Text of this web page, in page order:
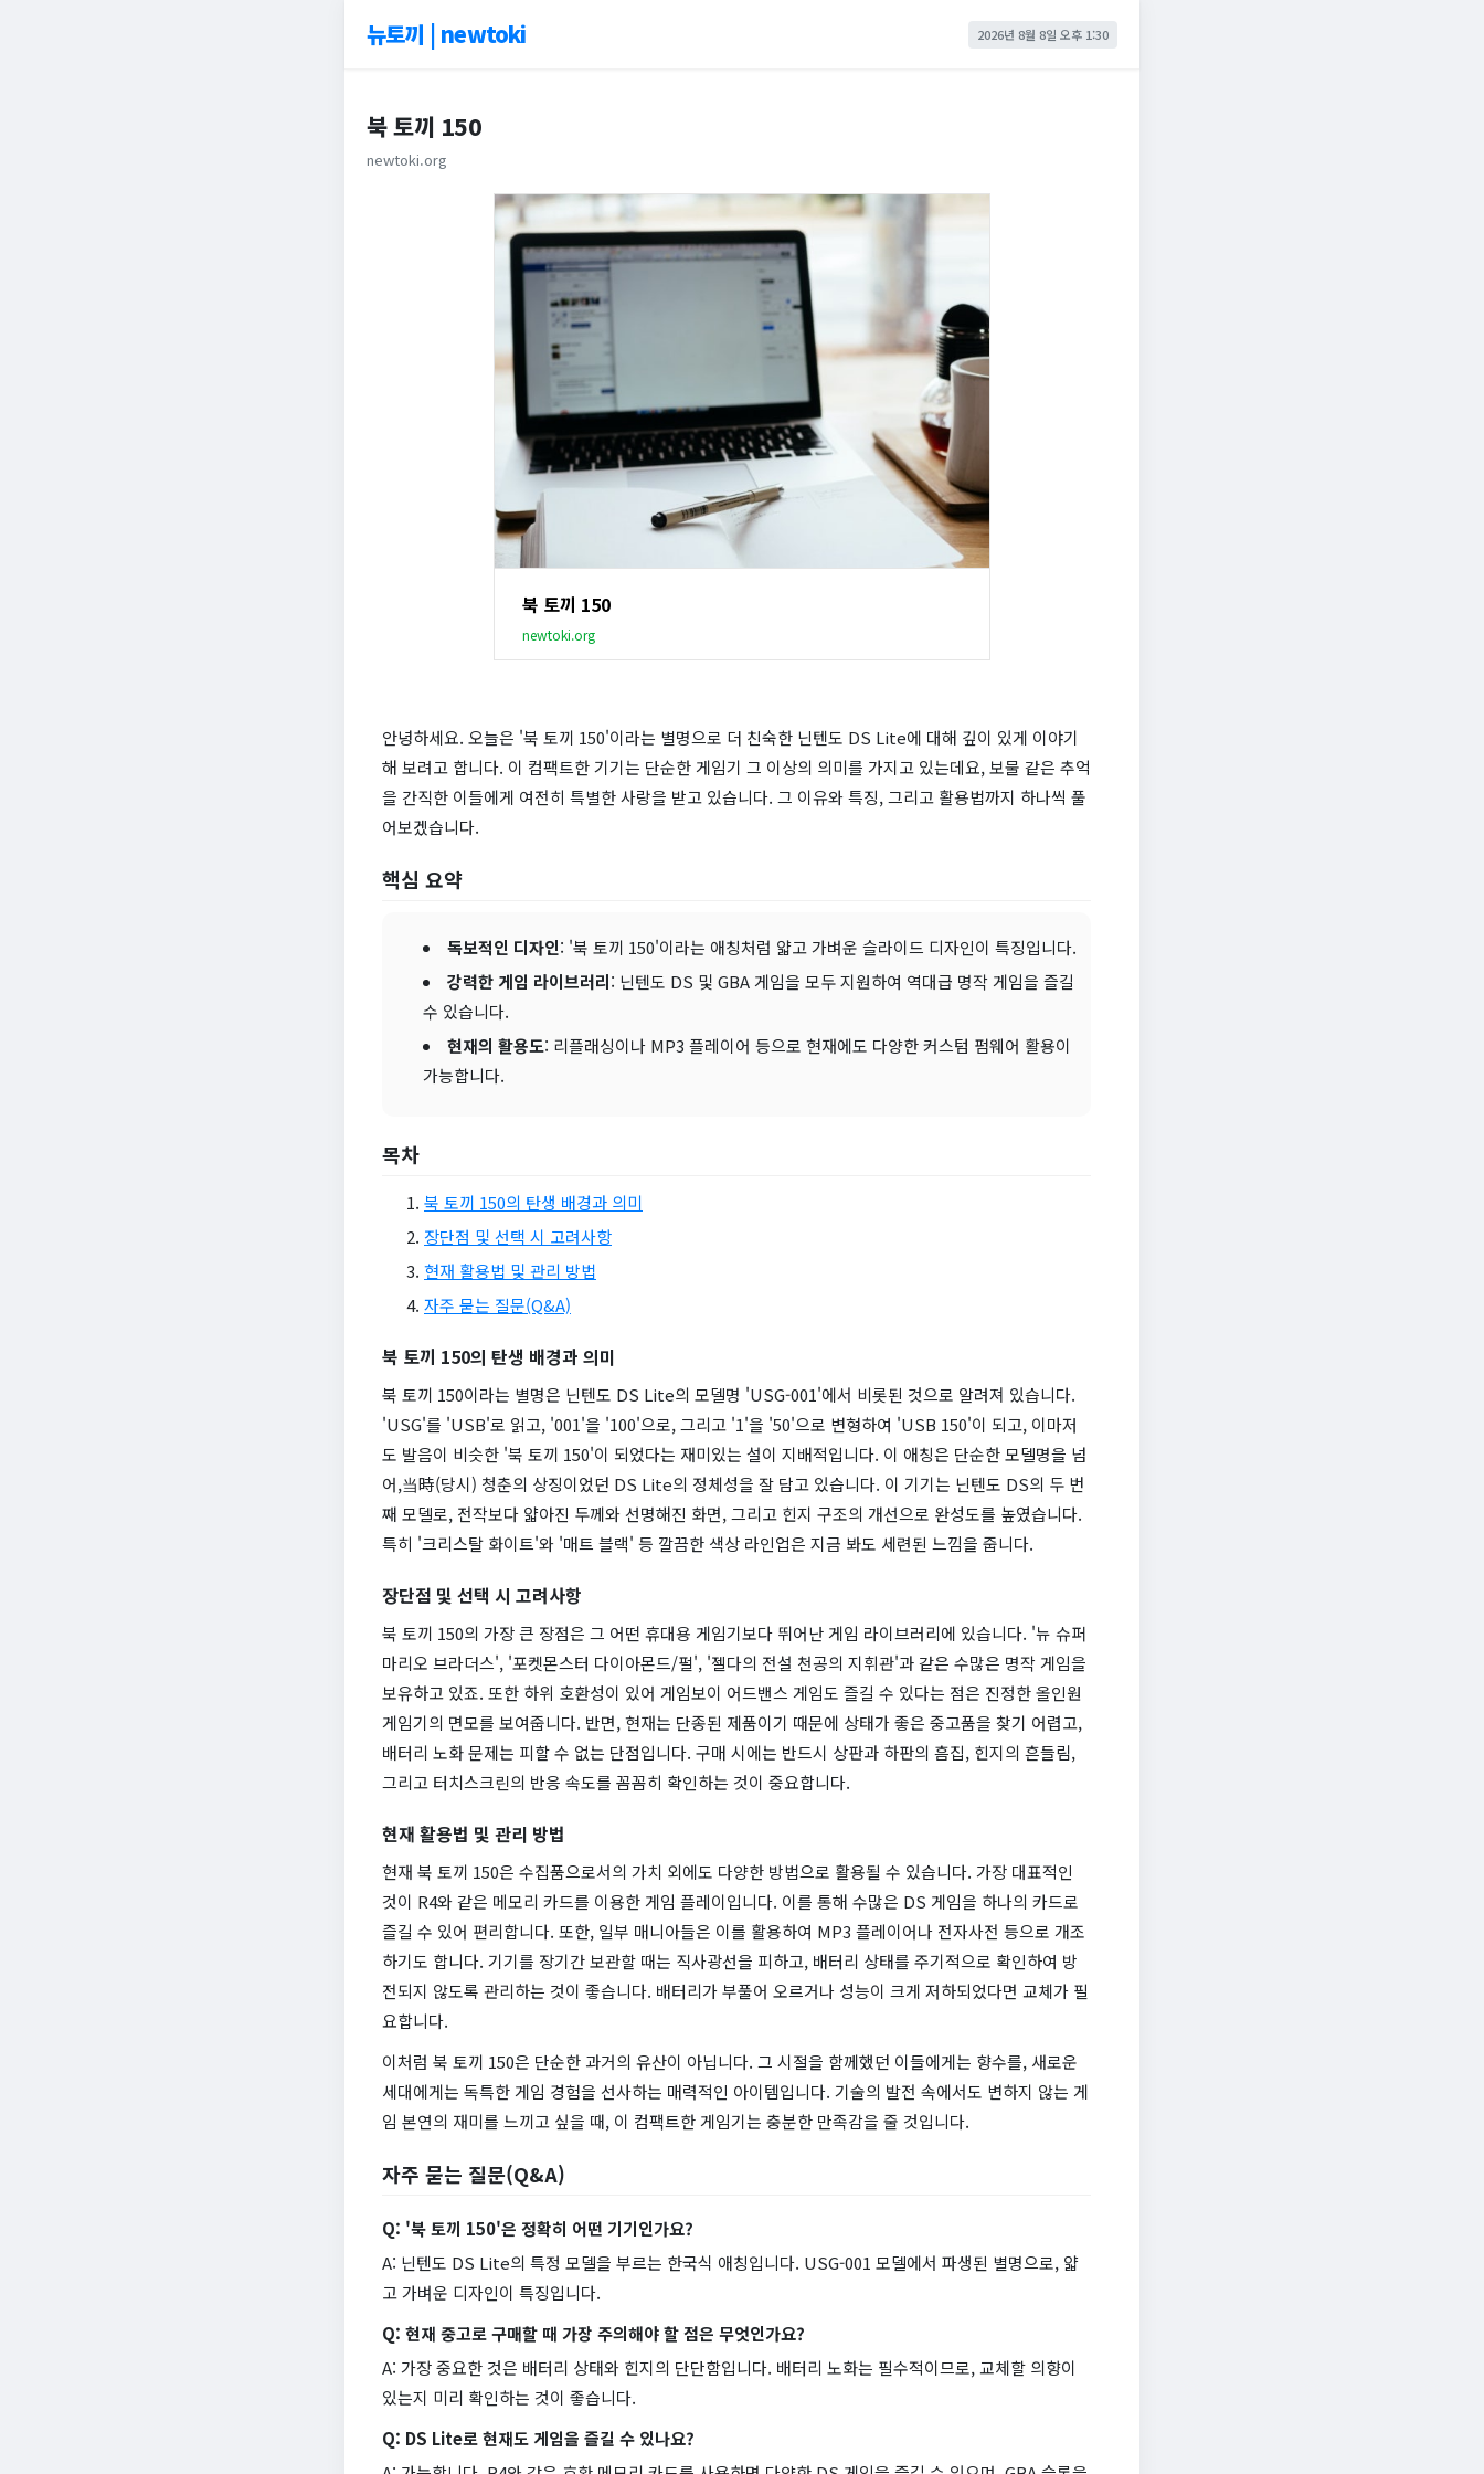
뉴토끼 | newtoki 2026년 8월 8일 오후 1:30
북 토끼 150
newtoki.org
북 토끼 150
newtoki.org
안녕하세요. 오늘은 '북 토끼 150'이라는 별명으로 더 친숙한 닌텐도 DS Lite에 대해 깊이 있게 이야기
해 보려고 합니다. 이 컴팩트한 기기는 단순한 게임기 그 이상의 의미를 가지고 있는데요, 보물 같은 추억
을 간직한 이들에게 여전히 특별한 사랑을 받고 있습니다. 그 이유와 특징, 그리고 활용법까지 하나씩 풀
어보겠습니다.
핵심 요약
독보적인 디자인: '북 토끼 150'이라는 애칭처럼 얇고 가벼운 슬라이드 디자인이 특징입니다.
강력한 게임 라이브러리: 닌텐도 DS 및 GBA 게임을 모두 지원하여 역대급 명작 게임을 즐길
수 있습니다.
현재의 활용도: 리플래싱이나 MP3 플레이어 등으로 현재에도 다양한 커스텀 펌웨어 활용이
가능합니다.
목차
북 토끼 150의 탄생 배경과 의미
장단점 및 선택 시 고려사항
현재 활용법 및 관리 방법
자주 묻는 질문(Q&A)
북 토끼 150의 탄생 배경과 의미
북 토끼 150이라는 별명은 닌텐도 DS Lite의 모델명 'USG-001'에서 비롯된 것으로 알려져 있습니다.
'USG'를 'USB'로 읽고, '001'을 '100'으로, 그리고 '1'을 '50'으로 변형하여 'USB 150'이 되고, 이마저
도 발음이 비슷한 '북 토끼 150'이 되었다는 재미있는 설이 지배적입니다. 이 애칭은 단순한 모델명을 넘
어,当時(당시) 청춘의 상징이었던 DS Lite의 정체성을 잘 담고 있습니다. 이 기기는 닌텐도 DS의 두 번
째 모델로, 전작보다 얇아진 두께와 선명해진 화면, 그리고 힌지 구조의 개선으로 완성도를 높였습니다.
특히 '크리스탈 화이트'와 '매트 블랙' 등 깔끔한 색상 라인업은 지금 봐도 세련된 느낌을 줍니다.
장단점 및 선택 시 고려사항
북 토끼 150의 가장 큰 장점은 그 어떤 휴대용 게임기보다 뛰어난 게임 라이브러리에 있습니다. '뉴 슈퍼
마리오 브라더스', '포켓몬스터 다이아몬드/펄', '젤다의 전설 천공의 지휘관'과 같은 수많은 명작 게임을
보유하고 있죠. 또한 하위 호환성이 있어 게임보이 어드밴스 게임도 즐길 수 있다는 점은 진정한 올인원
게임기의 면모를 보여줍니다. 반면, 현재는 단종된 제품이기 때문에 상태가 좋은 중고품을 찾기 어렵고,
배터리 노화 문제는 피할 수 없는 단점입니다. 구매 시에는 반드시 상판과 하판의 흠집, 힌지의 흔들림,
그리고 터치스크린의 반응 속도를 꼼꼼히 확인하는 것이 중요합니다.
현재 활용법 및 관리 방법
현재 북 토끼 150은 수집품으로서의 가치 외에도 다양한 방법으로 활용될 수 있습니다. 가장 대표적인
것이 R4와 같은 메모리 카드를 이용한 게임 플레이입니다. 이를 통해 수많은 DS 게임을 하나의 카드로
즐길 수 있어 편리합니다. 또한, 일부 매니아들은 이를 활용하여 MP3 플레이어나 전자사전 등으로 개조
하기도 합니다. 기기를 장기간 보관할 때는 직사광선을 피하고, 배터리 상태를 주기적으로 확인하여 방
전되지 않도록 관리하는 것이 좋습니다. 배터리가 부풀어 오르거나 성능이 크게 저하되었다면 교체가 필
요합니다.
이처럼 북 토끼 150은 단순한 과거의 유산이 아닙니다. 그 시절을 함께했던 이들에게는 향수를, 새로운
세대에게는 독특한 게임 경험을 선사하는 매력적인 아이템입니다. 기술의 발전 속에서도 변하지 않는 게
임 본연의 재미를 느끼고 싶을 때, 이 컴팩트한 게임기는 충분한 만족감을 줄 것입니다.
자주 묻는 질문(Q&A)
Q: '북 토끼 150'은 정확히 어떤 기기인가요?
A: 닌텐도 DS Lite의 특정 모델을 부르는 한국식 애칭입니다. USG-001 모델에서 파생된 별명으로, 얇
고 가벼운 디자인이 특징입니다.
Q: 현재 중고로 구매할 때 가장 주의해야 할 점은 무엇인가요?
A: 가장 중요한 것은 배터리 상태와 힌지의 단단함입니다. 배터리 노화는 필수적이므로, 교체할 의향이
있는지 미리 확인하는 것이 좋습니다.
Q: DS Lite로 현재도 게임을 즐길 수 있나요?